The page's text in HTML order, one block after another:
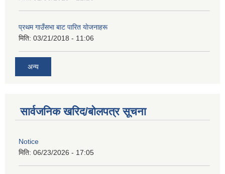
प्रथम गाउँसभा बाट पारित याेजनाहरू
मिति: 03/21/2018 - 11:06
अन्य
सार्वजनिक खरिद/बोलपत्र सूचना
Notice
मिति: 06/23/2026 - 17:05